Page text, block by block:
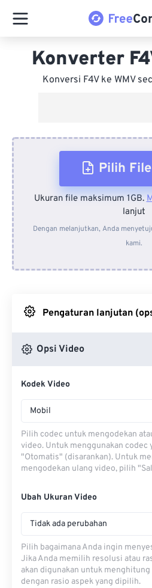
Konverter
Konversi F4V ke WMV
Pilih File
Dari
Dari
Ukuran file maksimum 1GB.
lanjut
Dengan melanjutkan, Anda
kami.
Pengaturan lanjutan
Opsi Video
Kodek Video
Mobil
Pilih codec untuk mengodekan
video. Untuk menggunakan codec
"Otomatis" (disarankan). Untuk
mengodekan ulang video, pilih
Ubah Ukuran Video
Tidak ada perubahan
Pilih bagaimana Anda ingin
Jika Anda memilih resolusi atau
akan digunakan untuk
dengan rasio aspek yang dipilih.